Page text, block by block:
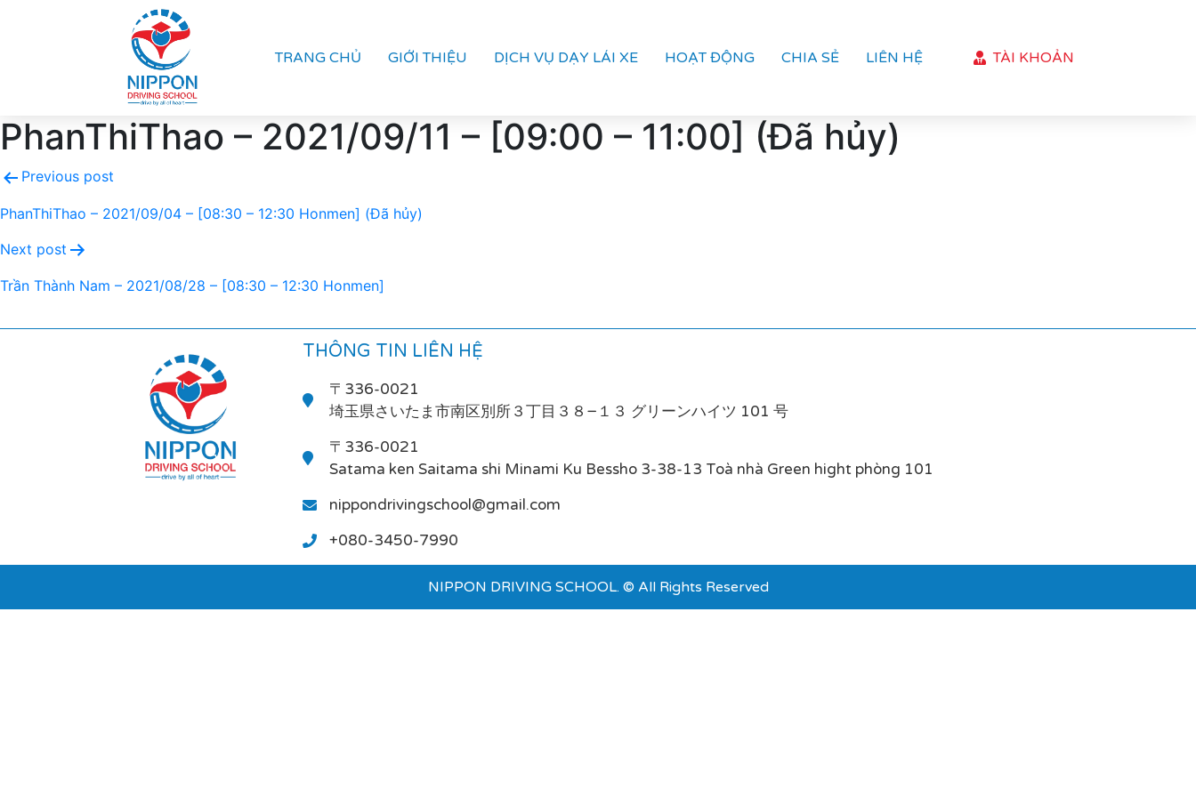
TRANG CHỦ GIỚI THIỆU DỊCH VỤ DẠY LÁI XE HOẠT ĐỘNG CHIA SẺ LIÊN HỆ TÀI KHOẢN
PhanThiThao – 2021/09/11 – [09:00 – 11:00] (Đã hủy)
Previous post
PhanThiThao – 2021/09/04 – [08:30 – 12:30 Honmen] (Đã hủy)
Next post
Trần Thành Nam – 2021/08/28 – [08:30 – 12:30 Honmen]
THÔNG TIN LIÊN HỆ
〒336-0021
埼玉県さいたま市南区別所３丁目３８−１３ グリーンハイツ 101 号
〒336-0021
Satama ken Saitama shi Minami Ku Bessho 3-38-13 Toà nhà Green hight phòng 101
nippondrivingschool@gmail.com
+080-3450-7990
NIPPON DRIVING SCHOOL. © All Rights Reserved